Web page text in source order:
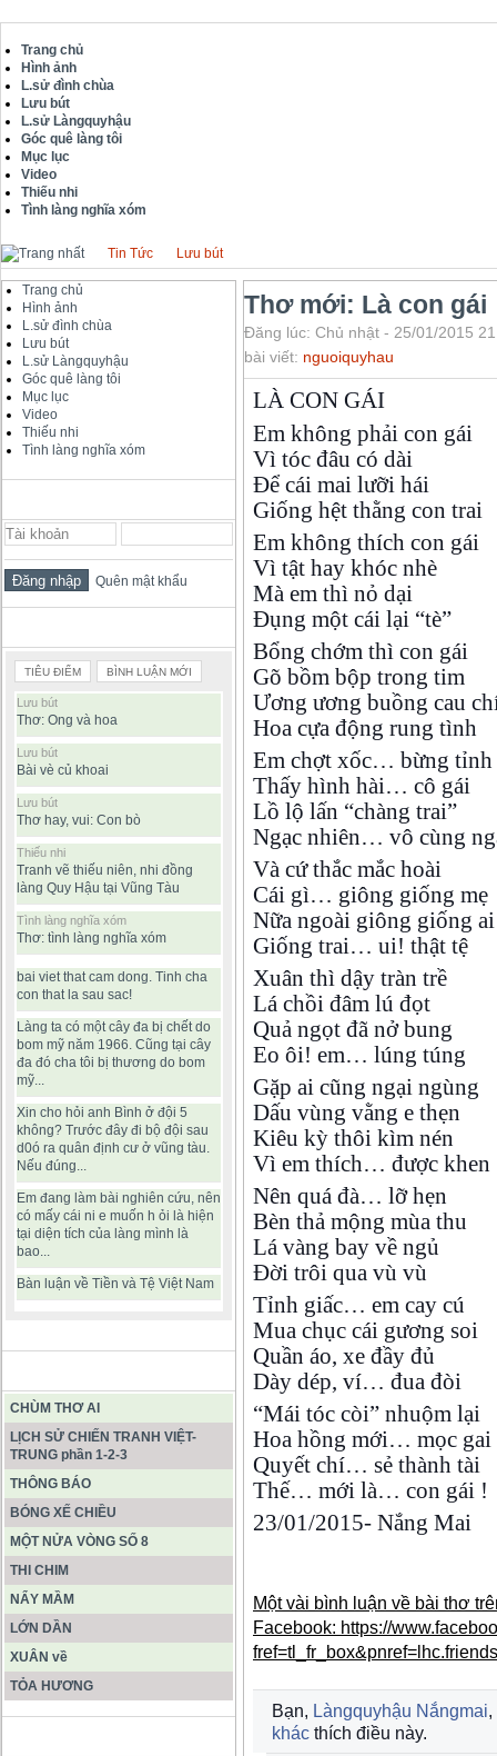
Trang chủ
Hình ảnh
L.sử đình chùa
Lưu bút
L.sử Làngquyhậu
Góc quê làng tôi
Mục lục
Video
Thiếu nhi
Tình làng nghĩa xóm
Tin Tức Lưu bút
Trang chủ
Hình ảnh
L.sử đình chùa
Lưu bút
L.sử Làngquyhậu
Góc quê làng tôi
Mục lục
Video
Thiếu nhi
Tình làng nghĩa xóm
Quên mật khẩu
TIÊU ĐIỂM BÌNH LUẬN MỚI
Lưu bút
Thơ: Ong và hoa
Lưu bút
Bài vè củ khoai
Lưu bút
Thơ hay, vui: Con bò
Thiếu nhi
Tranh vẽ thiếu niên, nhi đồng
làng Quy Hậu tại Vũng Tàu
Tình làng nghĩa xóm
Thơ: tình làng nghĩa xóm
bai viet that cam dong. Tinh cha
con that la sau sac!
Làng ta có một cây đa bị chết do
bom mỹ năm 1966. Cũng tại cây
đa đó cha tôi bị thương do bom
mỹ...
Xin cho hỏi anh Bình ở đội 5
không? Trước đây đi bộ đội sau
d0ó ra quân định cư ở vũng tàu.
Nếu đúng...
Em đang làm bài nghiên cứu, nên
có mấy cái ni e muốn h ỏi là hiện
tại diện tích của làng mình là
bao...
Bàn luận về Tiền và Tệ Việt Nam
CHÙM THƠ AI
LỊCH SỬ CHIẾN TRANH VIỆT-
TRUNG phần 1-2-3
THÔNG BÁO
BÓNG XẾ CHIỀU
MỘT NỬA VÒNG SỐ 8
THI CHIM
NẨY MẦM
LỚN DẦN
XUÂN về
TỎA HƯƠNG
Thơ mới: Là con gái
Đăng lúc: Chủ nhật - 25/01/2015
bài viết: nguoiquyhau
LÀ CON GÁI
Em không phải con gái
Vì tóc đâu có dài
Để cái mai lưỡi hái
Giống hệt thằng con trai
Em không thích con gái
Vì tật hay khóc nhè
Mà em thì nỏ dại
Đụng một cái lại “tè”
Bổng chớm thì con gái
Gõ bồm bộp trong tim
Ương ương buồng cau
Hoa cựa động rung tình
Em chợt xốc… bừng tỉnh
Thấy hình hài… cô gái
Lồ lộ lấn “chàng trai”
Ngạc nhiên… vô cùng
Và cứ thắc mắc hoài
Cái gì… giông giống mẹ
Nữa ngoài giông giống ai
Giống trai… ui! thật tệ
Xuân thì dậy tràn trề
Lá chồi đâm lú đọt
Quả ngọt đã nở bung
Eo ôi! em… lúng túng
Gặp ai cũng ngại ngùng
Dấu vùng vằng e thẹn
Kiêu kỳ thôi kìm nén
Vì em thích… được khen
Nên quá đà… lỡ hẹn
Bèn thả mộng mùa thu
Lá vàng bay về ngủ
Đời trôi qua vù vù
Tỉnh giấc… em cay cú
Mua chục cái gương soi
Quần áo, xe đầy đủ
Dày dép, ví… đua đòi
“Mái tóc còi” nhuộm lại
Hoa hồng mới… mọc gai
Quyết chí… sẻ thành tài
Thế… mới là… con gái !
23/01/2015- Nắng Mai
Một vài bình luận về bài thơ
Facebook: https://
fref=tl_fr_box&pnref=lhc.friends
Bạn, Làngquyhậu Nắngmai,
khác thích điều này.